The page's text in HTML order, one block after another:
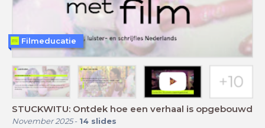
STUCKWITU: Ontdek hoe een verhaal is opgebouwd
November 2025- 14 slides
Filmeducatie